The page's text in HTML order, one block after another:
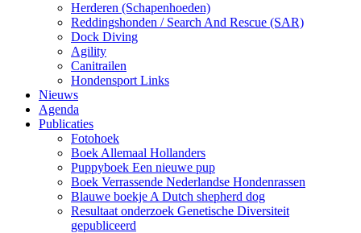
Herderen (Schapenhoeden)
Reddingshonden / Search And Rescue (SAR)
Dock Diving
Agility
Canitrailen
Hondensport Links
Nieuws
Agenda
Publicaties
Fotohoek
Boek Allemaal Hollanders
Puppyboek Een nieuwe pup
Boek Verrassende Nederlandse Hondenrassen
Blauwe boekje A Dutch shepherd dog
Resultaat onderzoek Genetische Diversiteit
gepubliceerd